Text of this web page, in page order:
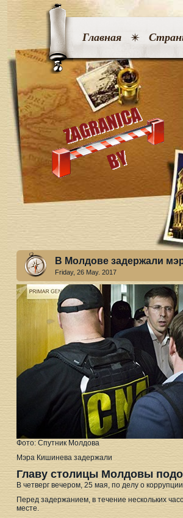
Главная
В Молдове задержали
Friday, 26 May. 2017
Фото: Спутник Молдова
Мэра Кишинева задержали
Главу столицы Молдовы
В четверг вечером, 25 мая, по делу о
Перед задержанием, в течение нескольких
месте.